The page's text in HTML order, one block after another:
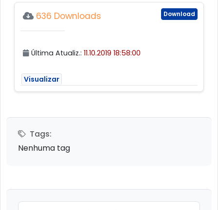
Download
636 Downloads
Última Atualiz.: 11.10.2019 18:58:00
Visualizar
Tags:
Nenhuma tag